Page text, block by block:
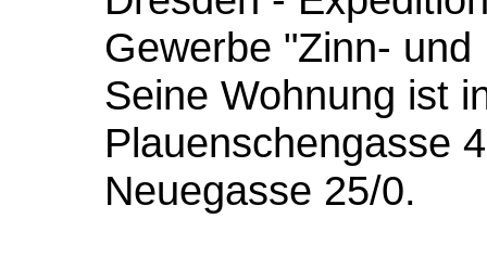
Gewerbe "Zinn-
Seine Wohnung ist
Plauenschengasse
Neuegasse 25/0.